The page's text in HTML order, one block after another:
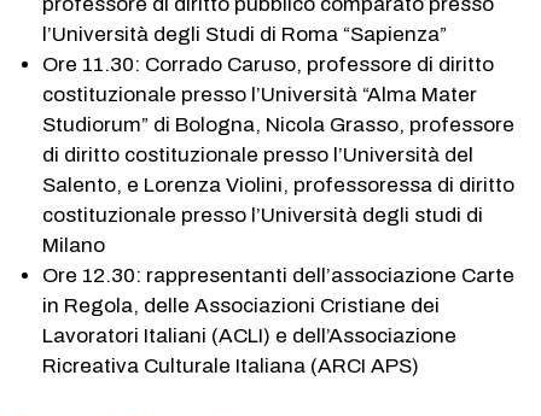
l’Università degli Studi di Roma “Sapienza”
Ore 11.30: Corrado Caruso, professore di diritto
costituzionale presso l’Università “Alma Mater
Studiorum” di Bologna, Nicola Grasso, professore
di diritto costituzionale presso l’Università del
Salento, e Lorenza Violini, professoressa di diritto
costituzionale presso l’Università degli studi di
Milano
Ore 12.30: rappresentanti dell’associazione Carte
in Regola, delle Associazioni Cristiane dei
Lavoratori Italiani (ACLI) e dell’Associazione
Ricreativa Culturale Italiana (ARCI APS)